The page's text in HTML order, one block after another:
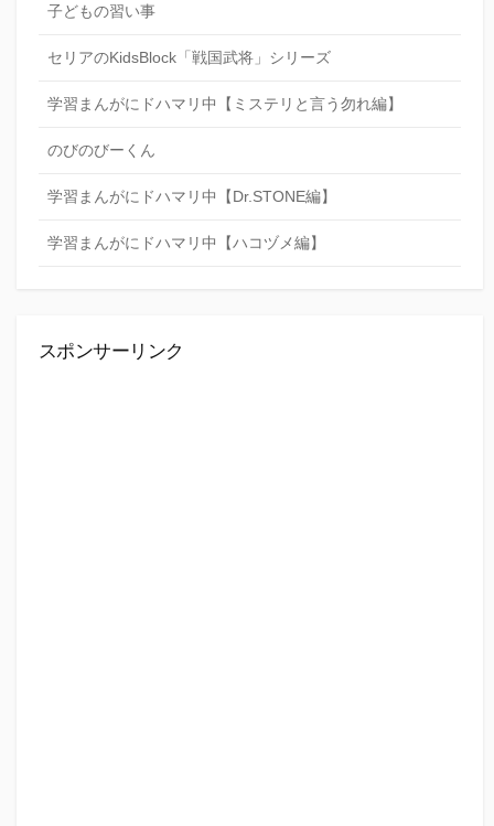
子どもの習い事
セリアのKidsBlock「戦国武将」シリーズ
学習まんがにドハマリ中【ミステリと言う勿れ編】
のびのびーくん
学習まんがにドハマリ中【Dr.STONE編】
学習まんがにドハマリ中【ハコヅメ編】
スポンサーリンク